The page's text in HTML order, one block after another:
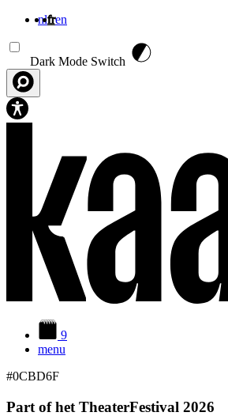
nlfren
Dark Mode Switch
9
menu
#0CBD6F
Part of het TheaterFestival 2026